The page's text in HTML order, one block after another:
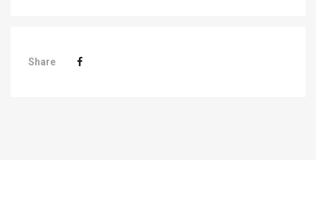
Share